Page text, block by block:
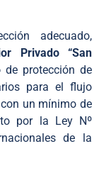
adecuado,
Privado “San
de protección de
para el flujo
un mínimo de
por la Ley Nº
de la